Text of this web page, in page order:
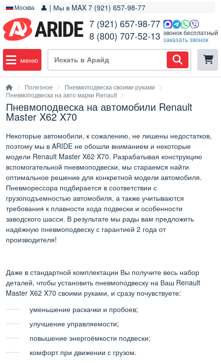
Москва 👤 | Мы в MAX 7 (921) 657-98-77
7 (921) 657-98-77
8 (800) 707-52-13 звонок бесплатный
заказать звонок
меню
Полезное
Пневмоподвеска своими руками
Пневмоподвеска на авто марки Renault
Пневмоподвеска на автомобили Renault
Master X62 X70
Некоторые автомобили, к сожалению, не лишены недостатков,
поэтому мы в ARIDE не обошли вниманием и некоторые
модели Renault Master X62 X70. Разрабатывая конструкцию
вспомогательной пневмоподвески, мы стараемся найти
оптимальное решение для конкретной модели автомобиля.
Пневморессора подбирается в соответствии с
грузоподъемностью автомобиля, а также учитываются
требования к плавности хода подвески и особенности
заводского шасси. В результате мы рады вам предложить
надёжную пневмоподвеску с гарантией 2 года от
производителя!
Даже в стандартной комплектации Вы получите весь набор
деталей, чтобы установить пневмоподвеску на Ваш Renault
Master X62 X70 своими руками, и сразу почувствуете:
уменьшение раскачки и пробоев;
улучшение управляемости;
повышение энергоёмкости подвески;
комфорт при движении с грузом.